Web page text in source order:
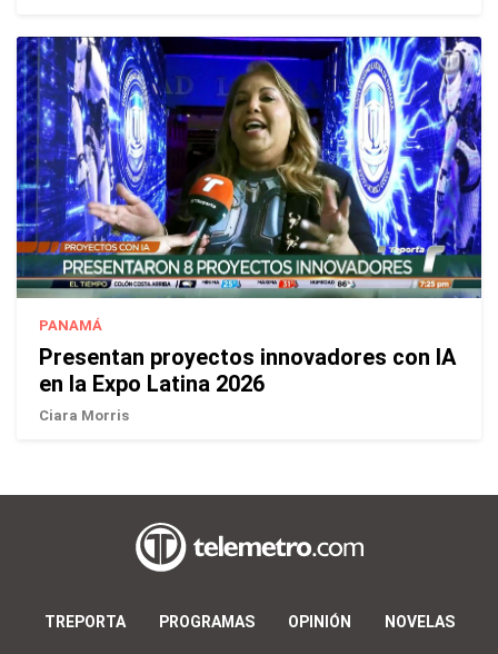
PANAMÁ
Presentan proyectos innovadores con IA
en la Expo Latina 2026
Ciara Morris
TREPORTA PROGRAMAS OPINIÓN NOVELAS